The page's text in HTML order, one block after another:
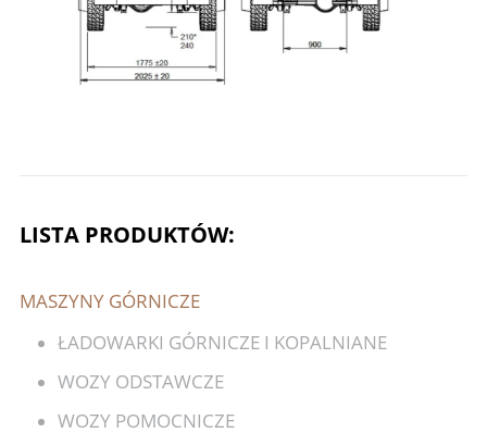
LISTA PRODUKTÓW:
MASZYNY GÓRNICZE
ŁADOWARKI GÓRNICZE I KOPALNIANE
WOZY ODSTAWCZE
WOZY POMOCNICZE